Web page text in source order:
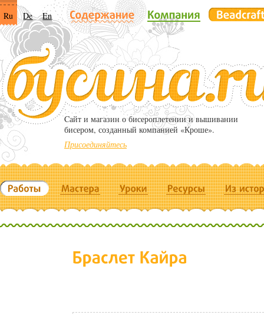
Ru De En
Cайт и магазин о бисероплетении и вышивании
бисером, созданный компанией «Кроше».
Присоединяйтесь